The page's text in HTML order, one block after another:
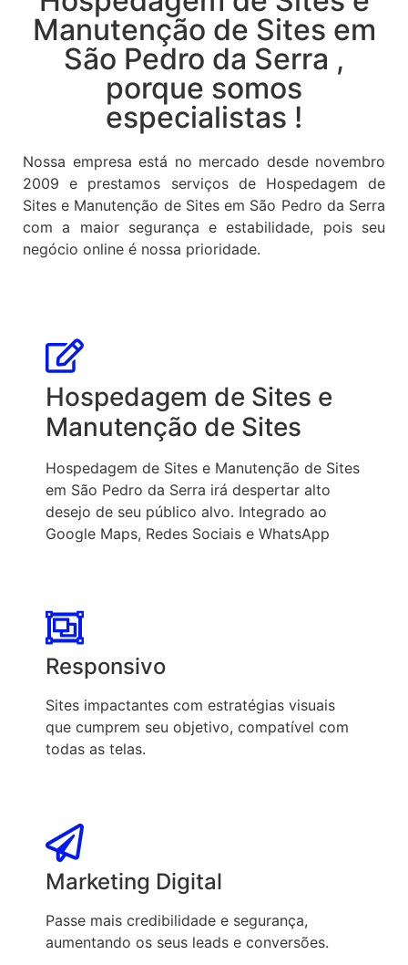
Manutenção de Sites em
São Pedro da Serra ,
porque somos
especialistas !
Nossa empresa está no mercado desde novembro
2009 e prestamos serviços de Hospedagem de
Sites e Manutenção de Sites em São Pedro da Serra
com a maior segurança e estabilidade, pois seu
negócio online é nossa prioridade.
Hospedagem de Sites e
Manutenção de Sites
Hospedagem de Sites e Manutenção de Sites
em São Pedro da Serra irá despertar alto
desejo de seu público alvo. Integrado ao
Google Maps, Redes Sociais e WhatsApp
Responsivo
Sites impactantes com estratégias visuais
que cumprem seu objetivo, compatível com
todas as telas.
Marketing Digital
Passe mais credibilidade e segurança,
aumentando os seus leads e conversões.